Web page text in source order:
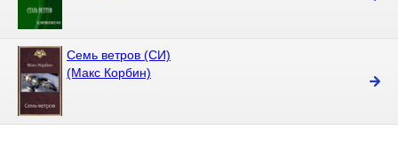
Семь ветров (СИ)
(Макс Корбин)